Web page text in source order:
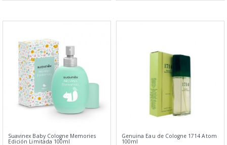
Suavinex Baby Cologne Memories
Edición Limitada 100ml
Genuina Eau de Cologne 1714 Atom
100ml